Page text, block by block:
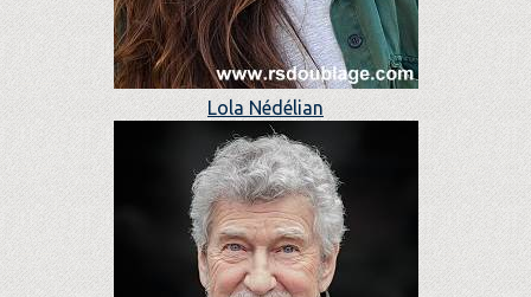
Lola Nédélian